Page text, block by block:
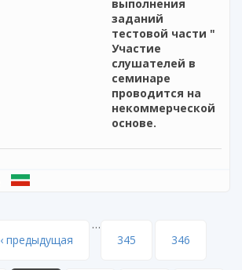
выполнения
заданий
тестовой части "
Участие
слушателей в
семинаре
проводится на
некоммерческой
основе.
о Вебинар "Система подготовки к
‹ предыдущая
…
345
346